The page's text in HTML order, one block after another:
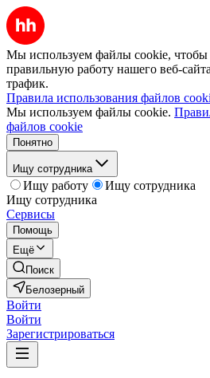
Мы используем файлы cookie, чтобы
правильную работу нашего веб-
трафик.
Правила использования файлов
Мы используем файлы cookie.
файлов cookie
Понятно
Ищу сотрудника
Ищу работу
Ищу сотрудника
Ищу сотрудника
Сервисы
Помощь
Ещё
Поиск
Белозерный
Войти
Войти
Зарегистрироваться